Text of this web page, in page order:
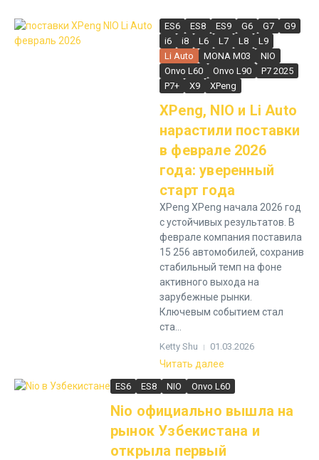
ES6 ES8 ES9 G6 G7
G9
i6
i8 L6 L7 L8
L9
Li Auto
MONA M03
NIO
Onvo L60
Onvo L90
P7 2025
P7+
X9 XPeng
XPeng, NIO и Li Auto
нарастили поставки
в феврале 2026
года: уверенный
старт года
XPeng XPeng начала 2026 год
с устойчивых результатов. В
феврале компания поставила
15 256 автомобилей, сохранив
стабильный темп на фоне
активного выхода на
зарубежные рынки.
Ключевым событием стал
ста...
Ketty Shu 01.03.2026
Читать далее
ES6 ES8 NIO Onvo L60
Nio официально вышла на
рынок Узбекистана и
открыла первый